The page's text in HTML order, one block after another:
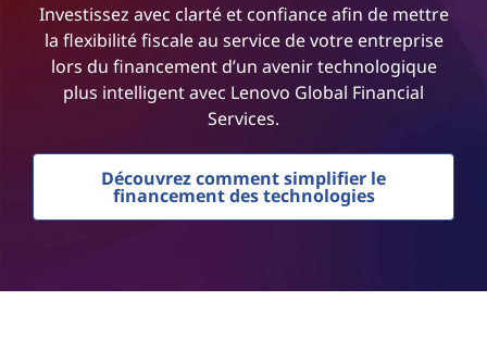
Investissez avec clarté et confiance afin de mettre
la flexibilité fiscale au service de votre entreprise
lors du financement d’un avenir technologique
plus intelligent avec Lenovo Global Financial
Services.
Découvrez comment simplifier le
financement des technologies